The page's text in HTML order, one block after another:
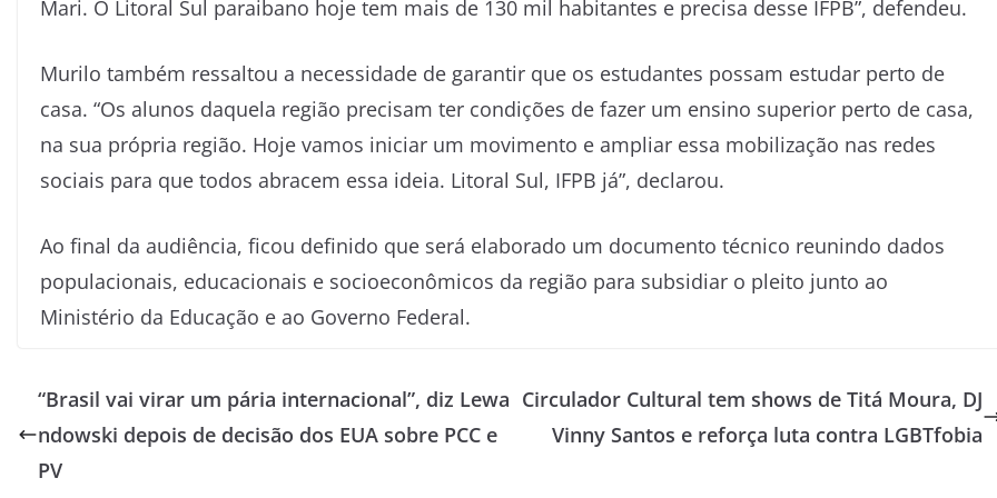
Mari. O Litoral Sul paraibano hoje tem mais de 130 mil habitantes e precisa desse IFPB”, defendeu.
Murilo também ressaltou a necessidade de garantir que os estudantes possam estudar perto de
casa. “Os alunos daquela região precisam ter condições de fazer um ensino superior perto de casa,
na sua própria região. Hoje vamos iniciar um movimento e ampliar essa mobilização nas redes
sociais para que todos abracem essa ideia. Litoral Sul, IFPB já”, declarou.
Ao final da audiência, ficou definido que será elaborado um documento técnico reunindo dados
populacionais, educacionais e socioeconômicos da região para subsidiar o pleito junto ao
Ministério da Educação e ao Governo Federal.
“Brasil vai virar um pária internacional”, diz Lewa
ndowski depois de decisão dos EUA sobre PCC e
PV
Circulador Cultural tem shows de Titá Moura, DJ
Vinny Santos e reforça luta contra LGBTfobia